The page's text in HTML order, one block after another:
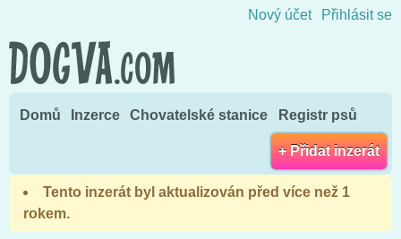
Nový účet Přihlásit se
Domů Inzerce Chovatelské stanice Registr psů
+ Přidat inzerát
Tento inzerát byl aktualizován před více než 1
rokem.